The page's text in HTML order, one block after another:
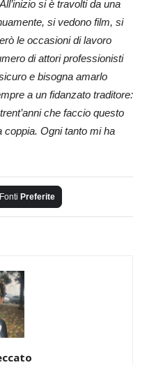
si è travolti da una
si vedono film, si
le occasioni di lavoro
di attori professionisti
e bisogna amarlo
a un fidanzato traditore:
che faccio questo
Ogni tanto mi ha
Fonti Preferite